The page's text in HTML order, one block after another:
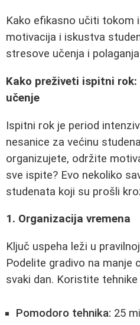
Kako efikasno učiti tokom
motivacija i iskustva
stresove učenja i
Kako preživeti ispitni
učenje
Ispitni rok je period
nesanice za većinu
organizujete, održite
sve ispite? Evo nekoliko
studenata koji su prošli
1. Organizacija vremena
Ključ uspeha leži u
Podelite gradivo na manje
svaki dan. Koristite
Pomodoro tehnika: 25